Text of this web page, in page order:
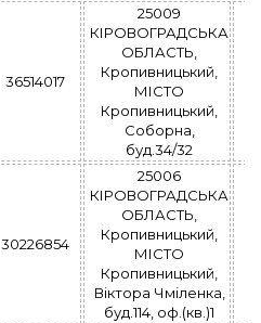
36514017
25009
КІРОВОГРАДСЬКА
ОБЛАСТЬ,
Кропивницький,
МІСТО
Кропивницький,
Соборна,
буд.34/32
30226854
25006
КІРОВОГРАДСЬКА
ОБЛАСТЬ,
Кропивницький,
МІСТО
Кропивницький,
Віктора Чміленка,
буд.114, оф.(кв.)1